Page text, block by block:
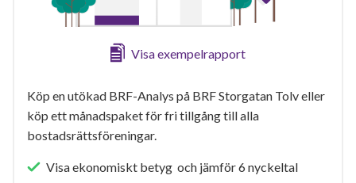
Visa exempelrapport
Köp en utökad BRF-Analys på BRF Storgatan Tolv eller
köp ett månadspaket för fri tillgång till alla
bostadsrättsföreningar.
Visa ekonomiskt betyg och jämför 6 nyckeltal